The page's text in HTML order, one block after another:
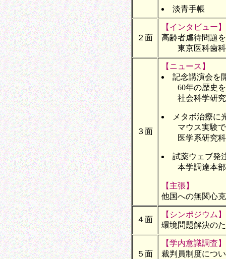
淡青手帳
２面
【インタビュー】
高齢者虐待問題
東京医科歯科
３面
【ニュース】
記念講演会を
60年の歴史を
社会科学研究
メタボ治療に
マウス実験で
医学系研究
試薬ウェブ発
本学調達本部
【主張】
他国への無関心
４面
【シンポジウム】
環境問題解決の
５面
【学内意識調査】
裁判員制度につ